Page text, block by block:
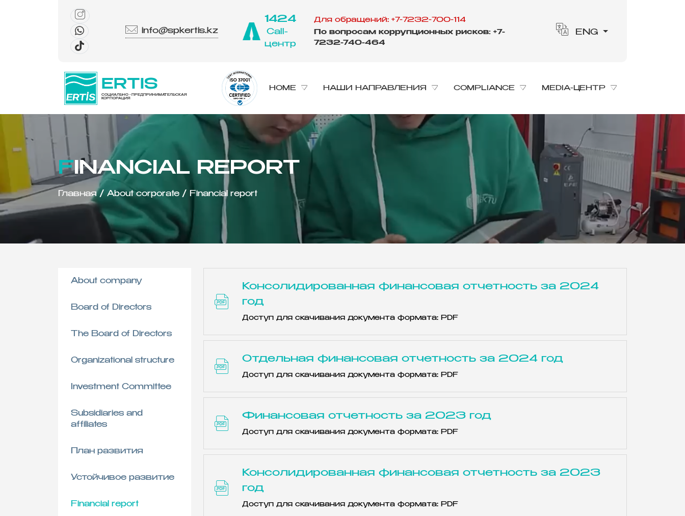
info@spkertis.kz
1424
Call-
центр
Для обращений: +7-7232-700-114
По вопросам коррупционных рисков: +7-
7232-740-464
ENG
ERTIS
СОЦИАЛЬНО - ПРЕДПРИНИМАТЕЛЬСКАЯ
КОРПОРАЦИЯ
HOME НАШИ НАПРАВЛЕНИЯ COMPLIANCE MEDIA-ЦЕНТР
FINANCIAL REPORT
Главная/ About corporate / Financial report
About company
Board of Directors
The Board of Directors
Organizational structure
Investment Committee
Subsidiaries and
affiliates
План развития
Устойчивое развитие
Financial report
Консолидированная финансовая отчетность за 2024
год
Доступ для скачивания документа формата: PDF
Отдельная финансовая отчетность за 2024 год
Доступ для скачивания документа формата: PDF
Финансовая отчетность за 2023 год
Доступ для скачивания документа формата: PDF
Консолидированная финансовая отчетность за 2023
год
Доступ для скачивания документа формата: PDF